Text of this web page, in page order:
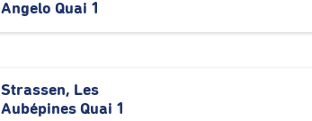
Angelo Quai 1
Strassen, Les
Aubépines Quai 1